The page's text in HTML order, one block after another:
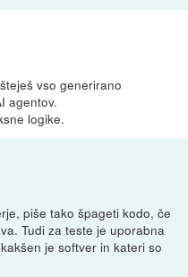
vso generirano
agentov.
logike.
piše tako špageti kodo, če
Tudi za teste je uporabna
je softver in kateri so